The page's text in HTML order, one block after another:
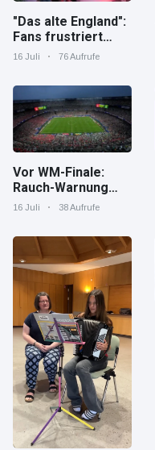
"Das alte England":
Fans frustriert
nach WM-Aus
16 Juli 76 Aufrufe
Vor WM-Finale:
Rauch-Warnung
und Hitze in New
16 Juli 38 Aufrufe